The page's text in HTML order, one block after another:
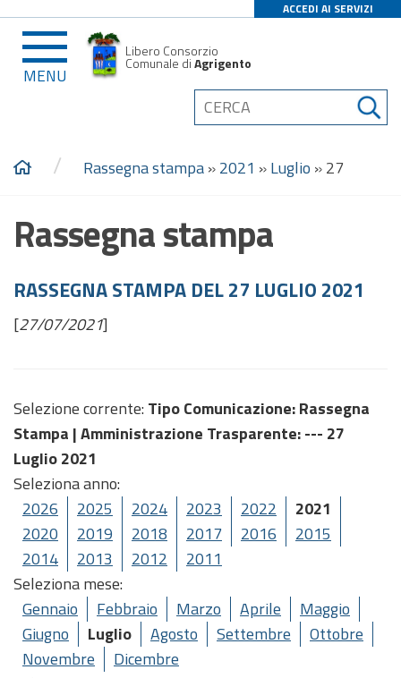
ACCEDI AI SERVIZI
MENU
Libero Consorzio
Comunale diAgrigento
/ Rassegna stampa»2021 »Luglio »27
Rassegna stampa
RASSEGNA STAMPA DEL 27 LUGLIO 2021
[27/07/2021]
Selezione corrente: Tipo Comunicazione: Rassegna
Stampa |Amministrazione Trasparente: --- 27
Luglio 2021
Seleziona anno:
2026
2025 2024 2023 2022
2021
2020
2019 2018 2017 2016
2015
2014
2013 2012
2011
Seleziona mese:
Gennaio
Febbraio Marzo Aprile
Maggio
Giugno
Luglio Agosto Settembre
Ottobre
Novembre
Dicembre